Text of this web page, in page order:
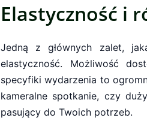
Elastyczność i
Jedną z głównych zalet,
elastyczność. Możliwość
specyfiki wydarzenia to
kameralne spotkanie, czy
pasujący do Twoich potrzeb.